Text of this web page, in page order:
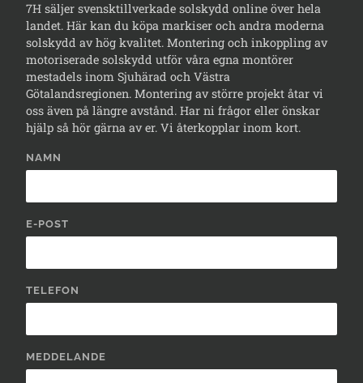
7H säljer svensktillverkade solskydd online över hela
landet. Här kan du köpa markiser och andra moderna
solskydd av hög kvalitet. Montering och inkoppling av
motoriserade solskydd utför våra egna montörer
mestadels inom Sjuhärad och Västra
Götalandsregionen. Montering av större projekt åtar vi
oss även på längre avstånd. Har ni frågor eller önskar
hjälp så hör gärna av er. Vi återkopplar inom kort.
NAMN
E-POST
TELEFON
MEDDELANDE